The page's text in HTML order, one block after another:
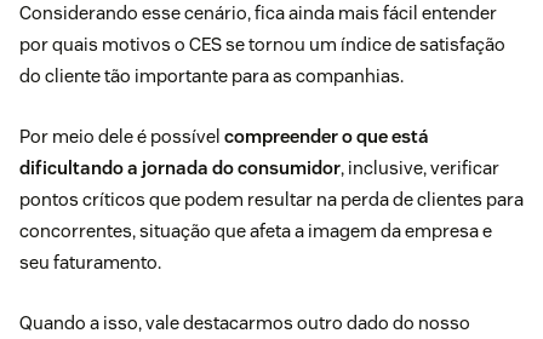
Considerando esse cenário, fica ainda mais fácil entender
por quais motivos o CES se tornou um índice de satisfação
do cliente tão importante para as companhias.
Por meio dele é possível compreender o que está
dificultando a jornada do consumidor, inclusive, verificar
pontos críticos que podem resultar na perda de clientes para
concorrentes, situação que afeta a imagem da empresa e
seu faturamento.
Quando a isso, vale destacarmos outro dado do nosso